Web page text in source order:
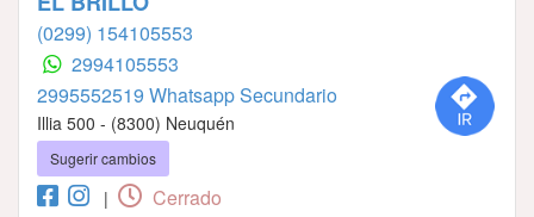
(0299) 154105553
2994105553
2995552519 Whatsapp Secundario
Illia 500 - (8300) Neuquén
Sugerir cambios
| Cerrado